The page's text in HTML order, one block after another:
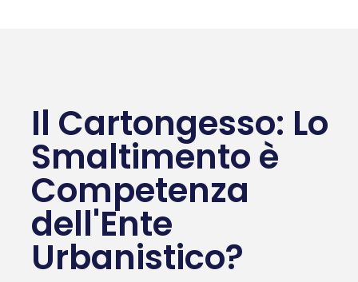
Il Cartongesso: Lo
Smaltimento è
Competenza
dell'Ente
Urbanistico?